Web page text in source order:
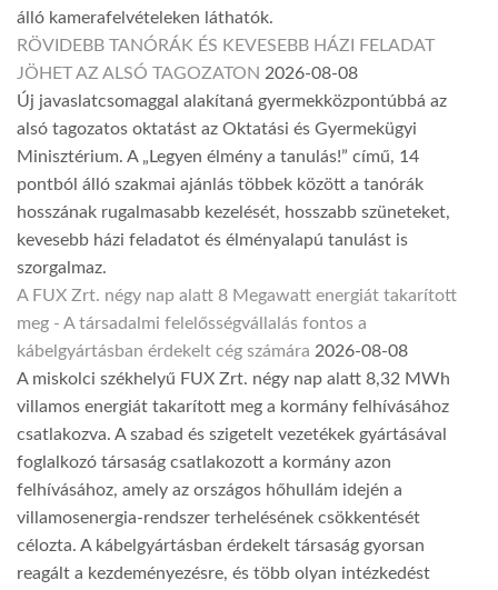
álló kamerafelvételeken láthatók.
RÖVIDEBB TANÓRÁK ÉS KEVESEBB HÁZI FELADAT
JÖHET AZ ALSÓ TAGOZATON 2026-08-08
Új javaslatcsomaggal alakítaná gyermekközpontúbbá az
alsó tagozatos oktatást az Oktatási és Gyermekügyi
Minisztérium. A „Legyen élmény a tanulás!” című, 14
pontból álló szakmai ajánlás többek között a tanórák
hosszának rugalmasabb kezelését, hosszabb szüneteket,
kevesebb házi feladatot és élményalapú tanulást is
szorgalmaz.
A FUX Zrt. négy nap alatt 8 Megawatt energiát takarított
meg - A társadalmi felelősségvállalás fontos a
kábelgyártásban érdekelt cég számára 2026-08-08
A miskolci székhelyű FUX Zrt. négy nap alatt 8,32 MWh
villamos energiát takarított meg a kormány felhívásához
csatlakozva. A szabad és szigetelt vezetékek gyártásával
foglalkozó társaság csatlakozott a kormány azon
felhívásához, amely az országos hőhullám idején a
villamosenergia-rendszer terhelésének csökkentését
célozta. A kábelgyártásban érdekelt társaság gyorsan
reagált a kezdeményezésre, és több olyan intézkedést